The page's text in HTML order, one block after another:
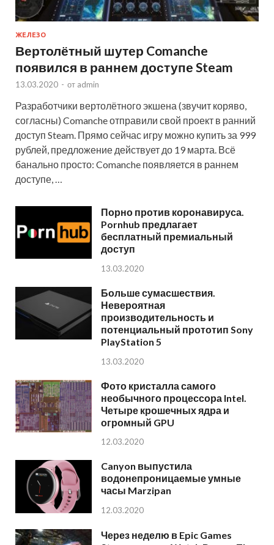
ЖЕЛЕЗО
Вертолётный шутер Comanche
появился в раннем доступе Steam
13.03.2020 - от admin
Разработчики вертолётного экшена (звучит коряво,
согласны) Comanche отправили свой проект в ранний
доступ Steam. Прямо сейчас игру можно купить за 999
рублей, предложение действует до 19 марта. Всё
банально просто: Comanche появляется в раннем
доступе, …
Порно против коронавируса.
Pornhub предлагает
бесплатный премиальный
доступ
13.03.2020
Больше сумасшествия.
Невероятная
производительность и
потенциальный прототип Sony
PlayStation 5
13.03.2020
Фото кристалла самого
необычного процессора Intel.
Четыре крошечных ядра и
огромный GPU
12.03.2020
Canyon выпустила
водонепроницаемые умные
часы Marzipan
12.03.2020
Через неделю в Epic Games